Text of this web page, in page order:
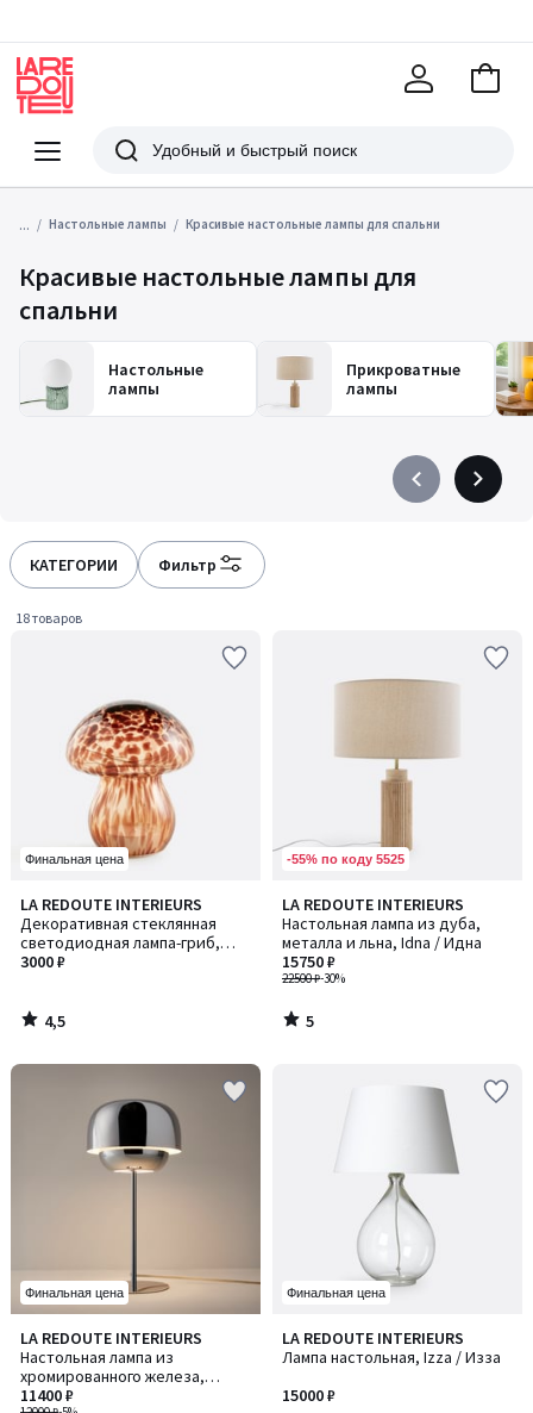
Меню
Redoute
Поиск
В
... Настольные лампы Красивые настольные лампы для спальни
Красивые настольные лампы для
спальни
Настольные
лампы
Прикроватные
лампы
PrécédentSuivant
КАТЕГОРИИ Фильтр
18 товаров
Финальная цена
LA REDOUTE INTERIEURS
Декоративная стеклянная
светодиодная лампа-гриб,
Onoki / Оноки
3000 ₽
4,5
/ 5
4,5
/
-55% по коду 5525
LA REDOUTE INTERIEURS
Настольная лампа из дуба,
металла и льна, Idna / Идна
22500 ₽-30%
15750 ₽
5
/
5
5
/
Финальная цена
LA REDOUTE INTERIEURS
Настольная лампа из
хромированного железа,
Kinoko / Киноко
11400 ₽
Финальная цена
LA REDOUTE INTERIEURS
Лампа настольная, Izza / Изза
15000 ₽
4,4
/ 5